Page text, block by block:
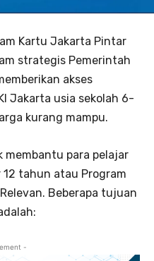
Kartu Jakarta Pintar
strategis Pemerintah
akses
Jakarta usia sekolah 6-
kurang mampu.
para pelajar
tahun atau Program
Beberapa tujuan
-